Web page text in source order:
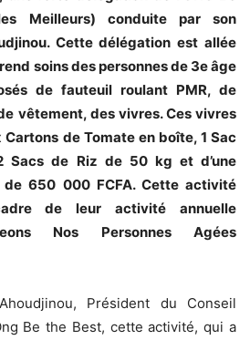
Meilleurs) conduite par son
Cette délégation est allée
soins des personnes de 3e âge
de fauteuil roulant PMR, de
vêtement, des vivres. Ces vivres
de Tomate en boîte, 1 Sac
Sacs de Riz de 50 kg et d’une
de 650 000 FCFA. Cette activité
de leur activité annuelle
Nos Personnes Agées
Président du Conseil
Be the Best, cette activité, qui a